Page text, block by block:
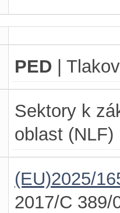
PED |
Sektory k
oblast (NLF)
(EU)2025/
2017/C